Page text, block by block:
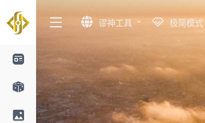
谬神工具 极简模式